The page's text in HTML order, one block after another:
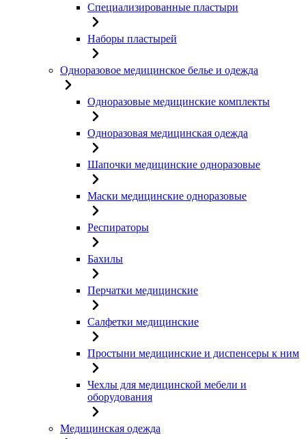
Специализированные пластыри
Наборы пластырей
Одноразовое медицинское белье и одежда
Одноразовые медицинские комплекты
Одноразовая медицинская одежда
Шапочки медицинские одноразовые
Маски медицинские одноразовые
Респираторы
Бахилы
Перчатки медицинские
Салфетки медицинские
Простыни медицинские и диспенсеры к ним
Чехлы для медицинской мебели и
оборудования
Медицинская одежда